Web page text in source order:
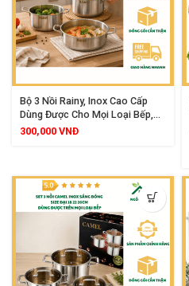
Bộ 3 Nồi Rainy, Inox Cao Cấp
Dùng Được Cho Mọi Loại Bếp,
Thành Cao Dày Đẹp
300,000 VNĐ